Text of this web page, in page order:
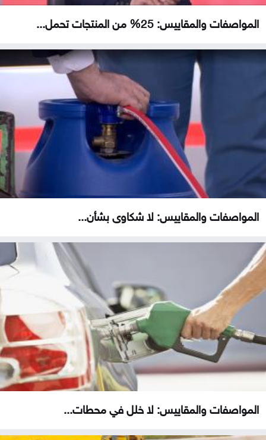
المواصفات والمقاييس: 25% من المنتجات تحمل...
المواصفات والمقاييس: لا شكاوى بشأن...
المواصفات والمقاييس: لا خلل في محطات...